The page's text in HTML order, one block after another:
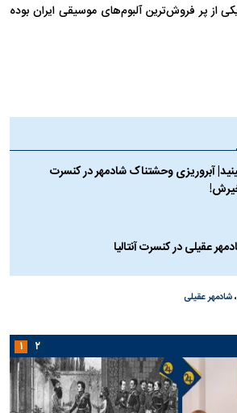
از پر فروش‌ترین آلبوم‌های موسیقی ایران بوده
آبروریزی وحشتناک شادمهر در کنسرت
عقيلى در كنسرت آنتاليا
،شادمهر عقیلی
۱ ۲